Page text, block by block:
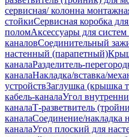
сервисная/ колонна
стойкиСервисная коробка
поломАксессуары для
каналовСоединительный
настенный (парапетный)
каналаРазделитель-
каналаНакладка/вставка/
устройствЗаглушка (крышка
кабель-каналаУгол
каналаТ-разветвитель
каналаСоединение/накладка
каналаУгол плоский для